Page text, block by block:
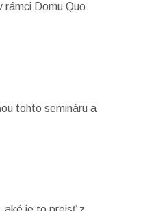
Domu Quo
tohto semináru a